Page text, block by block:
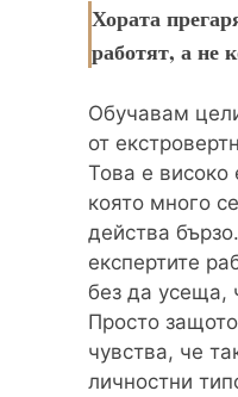
Хората
работят, а не
Обучавам
от
Това е високо
която много
действа
експертите
без да усеща,
Просто
чувства, че
личностни